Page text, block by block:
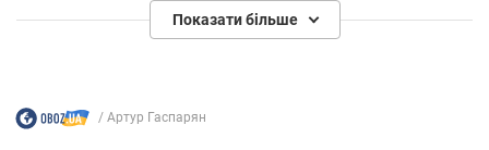
Показати більше
Артур Гаспарян